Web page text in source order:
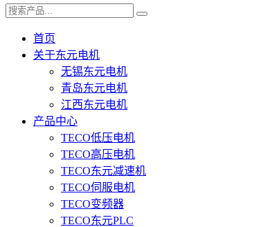
首页
关于东元电机
无锡东元电机
青岛东元电机
江西东元电机
产品中心
TECO低压电机
TECO高压电机
TECO东元减速机
TECO伺服电机
TECO变频器
TECO东元PLC